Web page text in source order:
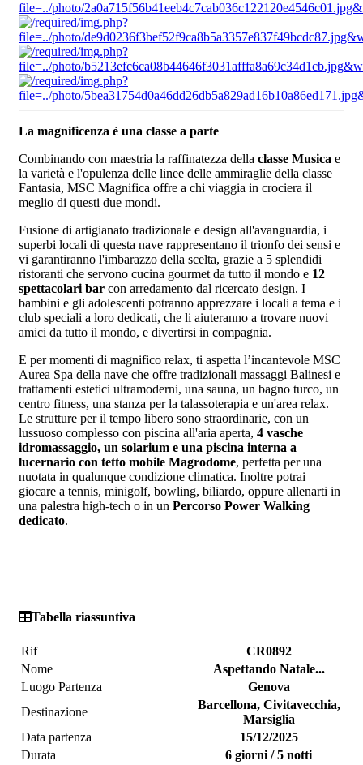
La magnificenza è una classe a parte
Combinando con maestria la raffinatezza della classe Musica e
la varietà e l'opulenza delle linee delle ammiraglie della classe
Fantasia, MSC Magnifica offre a chi viaggia in crociera il
meglio di questi due mondi.
Fusione di artigianato tradizionale e design all'avanguardia, i
superbi locali di questa nave rappresentano il trionfo dei sensi e
vi garantiranno l'imbarazzo della scelta, grazie a 5 splendidi
ristoranti che servono cucina gourmet da tutto il mondo e 12
spettacolari bar con arredamento dal ricercato design. I
bambini e gli adolescenti potranno apprezzare i locali a tema e i
club speciali a loro dedicati, che li aiuteranno a trovare nuovi
amici da tutto il mondo, e divertirsi in compagnia.
E per momenti di magnifico relax, ti aspetta l’incantevole MSC
Aurea Spa della nave che offre tradizionali massaggi Balinesi e
trattamenti estetici ultramoderni, una sauna, un bagno turco, un
centro fitness, una stanza per la talassoterapia e un'area relax.
Le strutture per il tempo libero sono straordinarie, con un
lussuoso complesso con piscina all'aria aperta, 4 vasche
idromassaggio, un solarium e una piscina interna a
lucernario con tetto mobile Magrodome, perfetta per una
nuotata in qualunque condizione climatica. Inoltre potrai
giocare a tennis, minigolf, bowling, biliardo, oppure allenarti in
una palestra high-tech o in un Percorso Power Walking
dedicato.
Tabella riassuntiva
Rif
CR0892
Nome
Aspettando Natale...
Luogo Partenza
Genova
Destinazione
Barcellona, Civitavecchia,
Marsiglia
Data partenza
15/12/2025
Durata
6 giorni / 5 notti